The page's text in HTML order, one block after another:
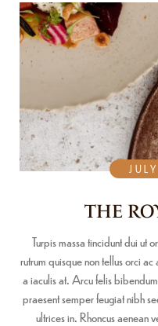
THE
Turpis massa tincidunt dui ut
rutrum quisque non tellus orci
a iaculis at. Arcu felis
praesent semper feugiat nibh
ultrices in. Rhoncus aenean